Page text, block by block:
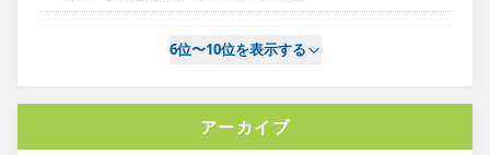
6位〜10位を表示する
アーカイブ